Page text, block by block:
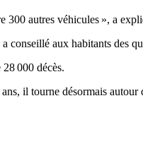
autres véhicules », a
aux habitants des
000 décès.
il tourne désormais autour